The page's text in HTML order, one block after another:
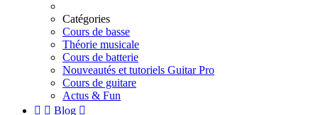
Catégories
Cours de basse
Théorie musicale
Cours de batterie
Nouveautés et tutoriels Guitar Pro
Cours de guitare
Actus & Fun
  Blog 